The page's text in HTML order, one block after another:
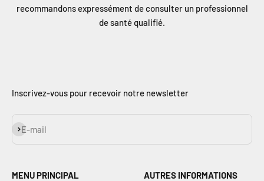
recommandons expressément de consulter un professionnel
de santé qualifié.
Inscrivez-vous pour recevoir notre newsletter
E-mail
S'inscrire
MENU PRINCIPAL AUTRES INFORMATIONS